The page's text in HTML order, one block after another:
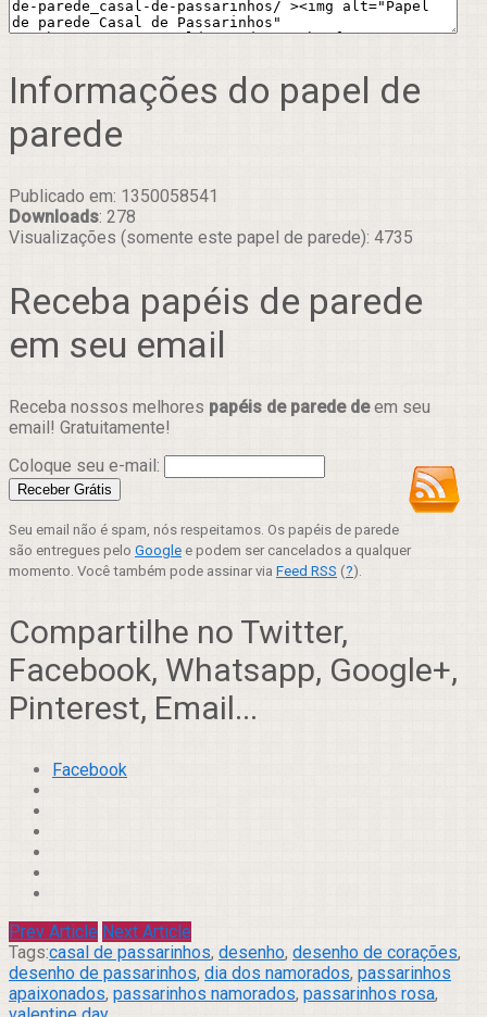
Informações do papel de
parede
Publicado em: 1350058541
Downloads: 278
Visualizações (somente este papel de parede): 4735
Receba papéis de parede
em seu email
Receba nossos melhores papéis de parede deem seu
email! Gratuitamente!
Coloque seu e-mail:
Seu email não é spam, nós respeitamos. Os papéis de parede
são entregues pelo Google e podem ser cancelados a qualquer
momento. Você também pode assinar via Feed RSS (?).
Compartilhe no Twitter,
Facebook, Whatsapp, Google+,
Pinterest, Email...
Facebook
Prev Article Next Article
Tags:casal de passarinhos, desenho, desenho de corações,
desenho de passarinhos, dia dos namorados, passarinhos
apaixonados, passarinhos namorados, passarinhos rosa,